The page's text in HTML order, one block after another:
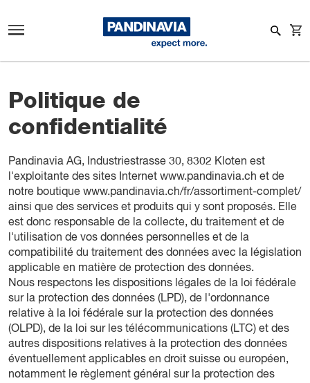
Politique de
confidentialité
Pandinavia AG, Industriestrasse 30, 8302 Kloten est
l'exploitante des sites Internet www.pandinavia.ch et de
notre boutique www.pandinavia.ch/fr/assortiment-complet/
ainsi que des services et produits qui y sont proposés. Elle
est donc responsable de la collecte, du traitement et de
l'utilisation de vos données personnelles et de la
compatibilité du traitement des données avec la législation
applicable en matière de protection des données.
Nous respectons les dispositions légales de la loi fédérale
sur la protection des données (LPD), de l'ordonnance
relative à la loi fédérale sur la protection des données
(OLPD), de la loi sur les télécommunications (LTC) et des
autres dispositions relatives à la protection des données
éventuellement applicables en droit suisse ou européen,
notamment le règlement général sur la protection des